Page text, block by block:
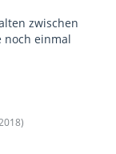
zwischen
noch einmal
)